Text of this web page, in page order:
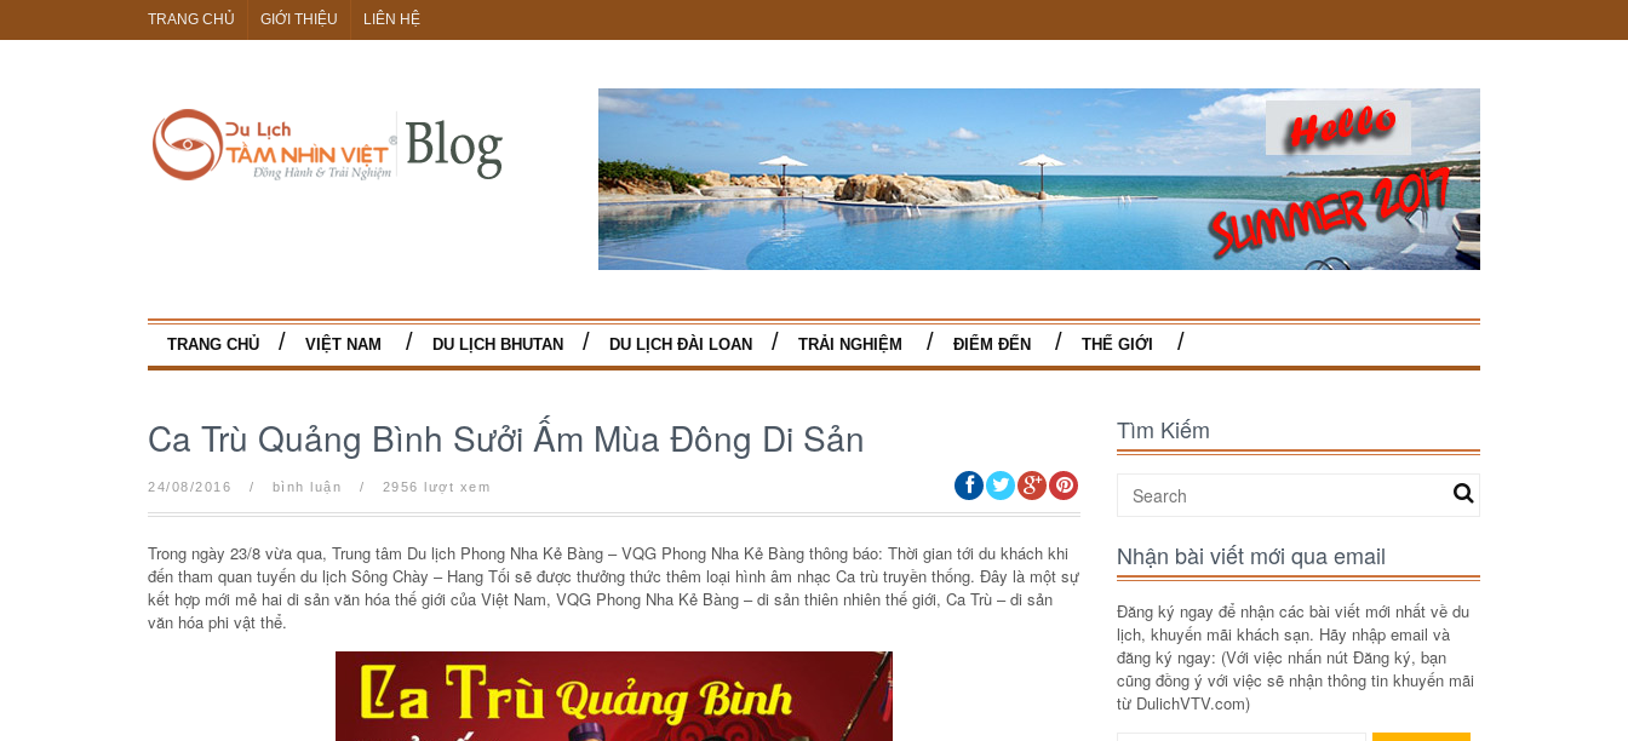
TRANG CHỦ GIỚI THIỆU LIÊN HỆ
TRANG CHỦ VIỆT NAM DU LỊCH BHUTAN DU LỊCH ĐÀI LOAN TRẢI NGHIỆM ĐIỂM ĐẾN THẾ GIỚI
Ca Trù Quảng Bình Sưởi Ấm Mùa Đông Di Sản
24/08/2016 / bình luận / 2956 lượt xem
Trong ngày 23/8 vừa qua, Trung tâm Du lịch Phong Nha Kẻ Bàng – VQG Phong Nha Kẻ Bàng thông báo: Thời gian tới du khách khi
đến tham quan tuyến du lịch Sông Chày – Hang Tối sẽ được thưởng thức thêm loại hình âm nhạc Ca trù truyền thống. Đây là một sự
kết hợp mới mẻ hai di sản văn hóa thế giới của Việt Nam, VQG Phong Nha Kẻ Bàng – di sản thiên nhiên thế giới, Ca Trù – di sản
văn hóa phi vật thể.
Tìm Kiếm
Nhận bài viết mới qua email
Đăng ký ngay để nhận các bài viết mới nhất về du
lịch, khuyến mãi khách sạn. Hãy nhập email và
đăng ký ngay: (Với việc nhấn nút Đăng ký, bạn
cũng đồng ý với việc sẽ nhận thông tin khuyến mãi
từ DulichVTV.com)